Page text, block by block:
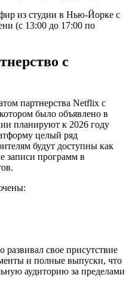
из студии в Нью-Йорке с
(с 13:00 до 17:00 по
с
партнерства Netflix с
было объявлено в
планируют к 2026 году
целый ряд
будут доступны как
записи программ в
развивал свое присутствие
и полные выпуски, что
аудиторию за пределами